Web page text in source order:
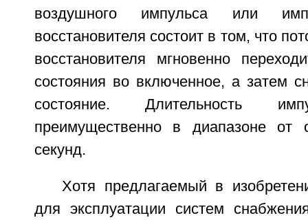
воздушного импульса или
восстановителя состоит в том, что
восстановителя мгновенно
состояния во включенное, а затем
состояние. Длительность
преимущественно в диапазоне от
секунд.
Хотя предлагаемый в
для эксплуатации систем